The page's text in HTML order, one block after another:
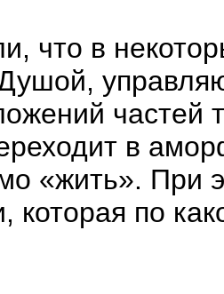
что в
частей
в
«жить». При
которая по